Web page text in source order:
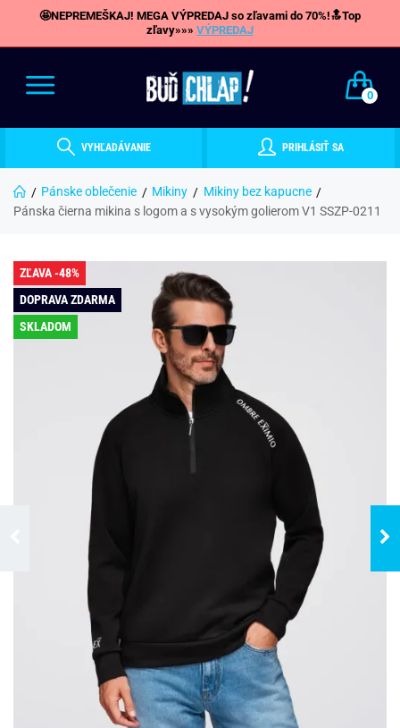
🤩NEPREMEŠKAJ! MEGA VÝPREDAJ so zľavami do 70%!🔝Top
zľavy»»» VÝPREDAJ
0
VYHĽADÁVANIE PRIHLÁSIŤ SA
Pánske oblečenie Mikiny
Mikiny bez kapucne
Pánska čierna mikina s logom a s vysokým golierom V1 SSZP-0211
ZĽAVA -48%
DOPRAVA ZDARMA
SKLADOM